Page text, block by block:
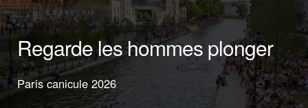
Regarde les hommes plonger
Paris canicule 2026